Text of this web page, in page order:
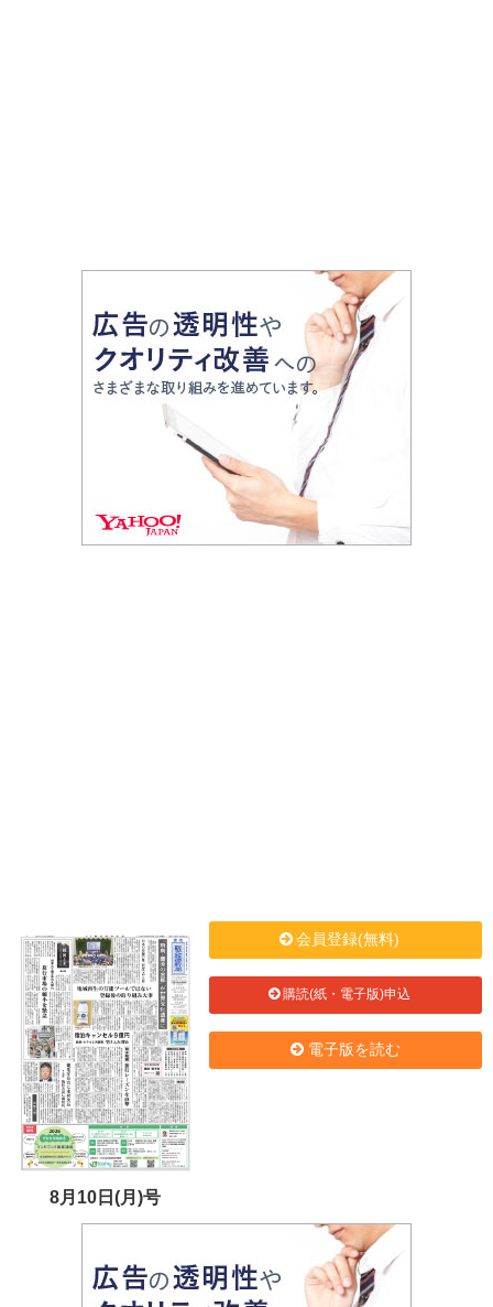
8月10日(月)号
会員登録(無料)
購読(紙・電子版)申込
電子版を読む